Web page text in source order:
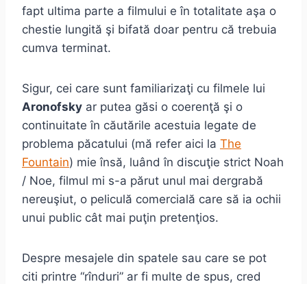
fapt ultima parte a filmului e în totalitate aşa o
chestie lungită şi bifată doar pentru că trebuia
cumva terminat.
Sigur, cei care sunt familiarizaţi cu filmele lui
Aronofsky ar putea găsi o coerenţă şi o
continuitate în căutările acestuia legate de
problema păcatului (mă refer aici la The
Fountain) mie însă, luând în discuţie strict Noah
/ Noe, filmul mi s-a părut unul mai dergrabă
nereuşiut, o peliculă comercială care să ia ochii
unui public cât mai puţin pretenţios.
Despre mesajele din spatele sau care se pot
citi printre “rînduri” ar fi multe de spus, cred